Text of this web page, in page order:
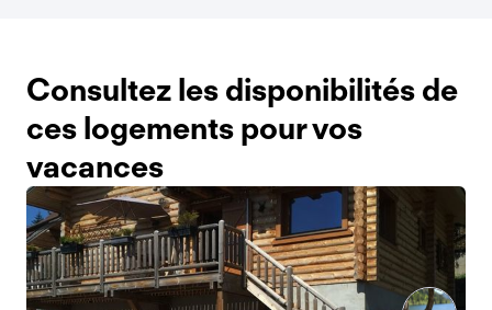
Consultez les disponibilités de
ces logements pour vos
vacances